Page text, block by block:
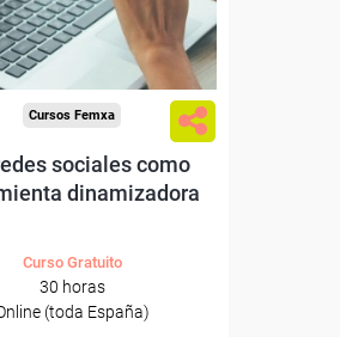
Sector
-Educación.
Cursos Femxa
sociales como
dinamizadora
Curso Gratuito
30 horas
(toda España)